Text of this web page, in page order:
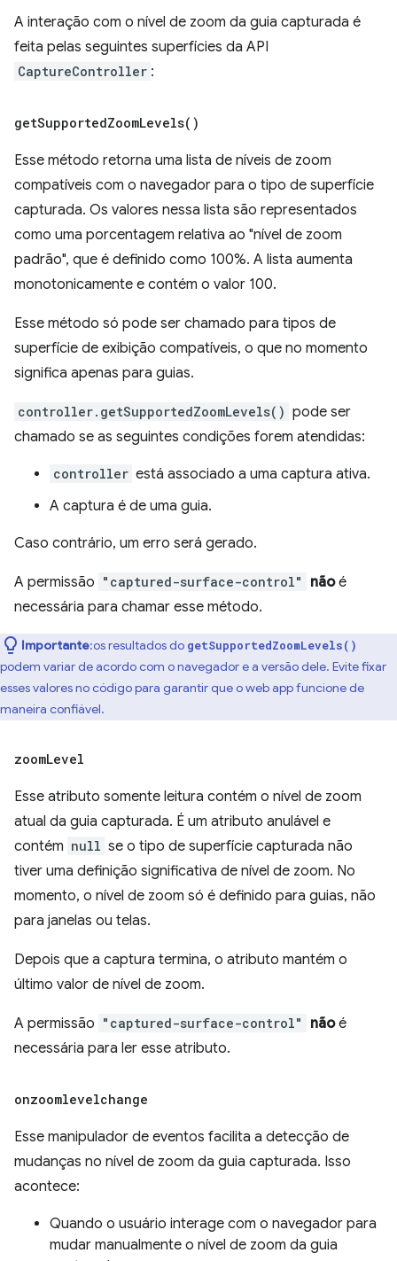
A interação com o nível de zoom da guia capturada é
feita pelas seguintes superfícies da API
CaptureController :
getSupportedZoomLevels( )
Esse método retorna uma lista de níveis de zoom
compatíveis com o navegador para o tipo de superfície
capturada. Os valores nessa lista são representados
como uma porcentagem relativa ao "nível de zoom
padrão", que é definido como 100%. A lista aumenta
monotonicamente e contém o valor 100.
Esse método só pode ser chamado para tipos de
superfície de exibição compatíveis, o que no momento
significa apenas para guias.
controller.getSupportedZoomLevels() pode ser
chamado se as seguintes condições forem atendidas:
controller está associado a uma captura ativa.
A captura é de uma guia.
Caso contrário, um erro será gerado.
A permissão "captured-surface-control" nãoé
necessária para chamar esse método.
Importante:os resultados do getSupportedZoomLevels()
podem variar de acordo com o navegador e a versão dele. Evite fixar
esses valores no código para garantir que o web app funcione de
maneira confiável.
zoomLevel
Esse atributo somente leitura contém o nível de zoom
atual da guia capturada. É um atributo anulável e
contém null se o tipo de superfície capturada não
tiver uma definição significativa de nível de zoom. No
momento, o nível de zoom só é definido para guias, não
para janelas ou telas.
Depois que a captura termina, o atributo mantém o
último valor de nível de zoom.
A permissão "captured-surface-control" nãoé
necessária para ler esse atributo.
onzoomlevelchange
Esse manipulador de eventos facilita a detecção de
mudanças no nível de zoom da guia capturada. Isso
acontece:
Quando o usuário interage com o navegador para
mudar manualmente o nível de zoom da guia